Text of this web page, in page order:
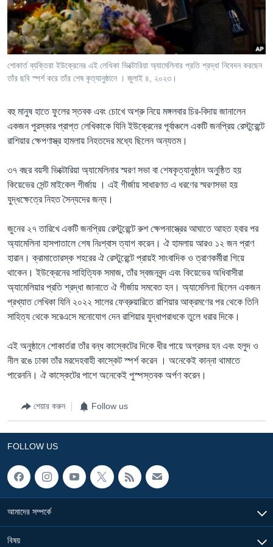
Learning English
FOLLOW US
অন্য ভাষায় ওয়েব সাইট
শোকার্ত ব্যক্তিরা ইউক্রেনের এই লেখিকা ভিক্টোরিয়া অ্যামেলিনার প্রতি শ্রদ্ধা নিবেদন করছেন
তাঁর ছবি স্পর্শ করে তাঁর শেষ কৃত্যানুষ্ঠানে । জুলাই ৪, ২০২৩।
বহু মানুষ হাতে ফুলের স্তবক এবং চোখে অশ্রু নিয়ে মঙ্গলবার চির-বিদায় জানালেন
একজন পুরস্কার প্রাপ্ত লেখিকাকে যিনি ইউক্রেনের পূর্বাঞ্চলে একটি জনপ্রিয় রেস্টুরেন্টে
রাশিয়ার ক্ষেপণাস্ত্র হামলায় নিহতদের মধ্যে ছিলেন অন্যতম।
৩৭ বছর বয়সী ভিক্টোরিয়া অ্যামেলিনার স্মরণ সভা বা শেষকৃত্যানুষ্ঠান অনুষ্ঠিত হয়
কিয়েভের সেন্ট মাইকেল গীর্জায় । এই গীর্জায় সাধারণত এ ধরণের স্মরণসভা হয়
যুদ্ধক্ষেত্রে নিহত সৈন্যদের জন্য।
জুনের ২৭ তারিখে একটি জনপ্রিয় রেস্টুরেন্টে রুশ ক্ষেপনাস্ত্রের আঘাতে আহত হবার পর
অ্যামেলিনা হাসপাতালে শেষ নিঃশ্বাস ত্যাগ করেন। ঐ হামলায় আরও ১২ জন প্রাণ
হারান। ক্রামাতোরস্ক শহরের ঐ রেস্টুরেন্টে প্রায়ই সাংবাদিক ও ত্রাণকর্মীরা গিয়ে
থাকেন। ইউক্রেনের সাহিত্যিক সমাজ, তাঁর স্বজনবৃন্দ এবং কিয়েভের অধিবাসীরা
অ্যামেলিয়ার প্রতি শ্রদ্ধা জানাতে ঐ গীর্জায় সমবেত হন। অ্যামেলিনা ছিলেন একজন
প্রখ্যাত লেখিকা যিনি ২০২২ সালের ফেব্রুয়ারিতে রাশিয়ার আক্রমণের পর থেকে তিনি
সাহিত্য থেকে সরেএসে মনোযোগ দেন রাশিয়ার যুদ্ধাপরাধকে তুলে ধরার দিকে।
এই অনুষ্ঠানে শোকার্তরা তাঁর বন্ধ কাস্কেটের দিকে ধীর পায়ে অগ্রসর হন এবং হলুদ ও
নীল রঙে ঢাকা তাঁর মরদেহবাহী কাস্কেট স্পর্শ করেন । অনেকেই কান্না থামাতে
পারেননি। ঐ কাস্কেটের পাশে অনেকেই পুস্পস্তবক অর্পণ করেন।
শেয়ার করুন Follow us
FOLLOW US
আমাদের সম্পর্কে
বিষয়